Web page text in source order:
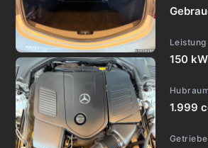
Leistung
150
1.999
Getriebe